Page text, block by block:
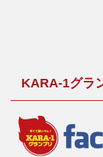
KARA-1グラ